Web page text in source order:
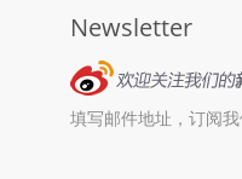
Newsletter
填写邮件地址，订阅